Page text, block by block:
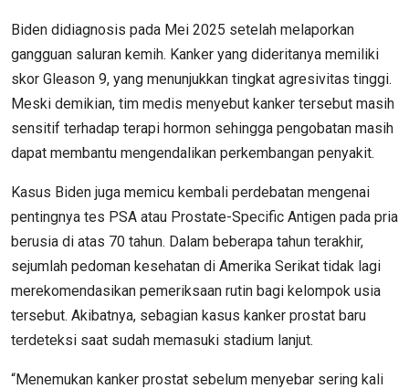
Biden didiagnosis pada Mei 2025 setelah melaporkan
gangguan saluran kemih. Kanker yang dideritanya memiliki
skor Gleason 9, yang menunjukkan tingkat agresivitas tinggi.
Meski demikian, tim medis menyebut kanker tersebut masih
sensitif terhadap terapi hormon sehingga pengobatan masih
dapat membantu mengendalikan perkembangan penyakit.
Kasus Biden juga memicu kembali perdebatan mengenai
pentingnya tes PSA atau Prostate-Specific Antigen pada pria
berusia di atas 70 tahun. Dalam beberapa tahun terakhir,
sejumlah pedoman kesehatan di Amerika Serikat tidak lagi
merekomendasikan pemeriksaan rutin bagi kelompok usia
tersebut. Akibatnya, sebagian kasus kanker prostat baru
terdeteksi saat sudah memasuki stadium lanjut.
“Menemukan kanker prostat sebelum menyebar sering kali